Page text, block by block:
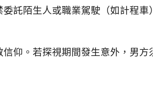
託陌生人或職業駕駛（如計程車
仰。若探視期間發生意外，男方